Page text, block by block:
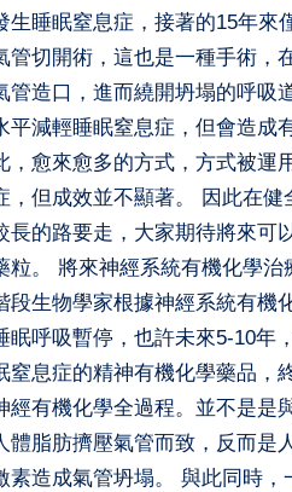
生睡眠窒息症，接著的15年
管切開術，這也是一種手術，
管造口，進而繞開坍塌的呼吸
平減輕睡眠窒息症，但會造成
，愈來愈多的方式，方式被運
，但成效並不顯著。 因此在
長的路要走，大家期待將來可
粒。 將來神經系統有機化學
段生物學家根據神經系統有機
眠呼吸暫停，也許未來5-10年
窒息症的精神有機化學藥品，
經有機化學全過程。並不是是
體脂肪擠壓氣管而致，反而是
素造成氣管坍塌。 與此同時，